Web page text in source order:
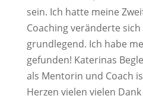
sein. Ich hatte meine
Coaching veränderte
grundlegend. Ich habe
gefunden! Katerinas
als Mentorin und Coach
Herzen vielen vielen